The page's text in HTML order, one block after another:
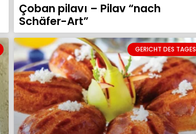
Çoban pilavı – Pilav “nach
Schäfer-Art”
GERICHT DES TAGES